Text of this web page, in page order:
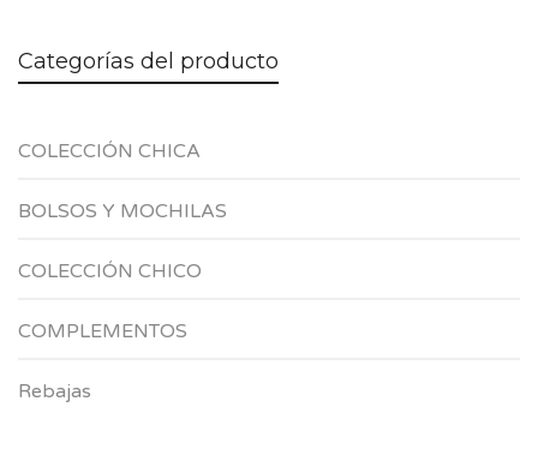
Categorías del producto
COLECCIÓN CHICA
BOLSOS Y MOCHILAS
COLECCIÓN CHICO
COMPLEMENTOS
Rebajas